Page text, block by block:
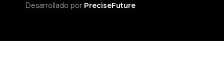
Desarrollado por PreciseFuture